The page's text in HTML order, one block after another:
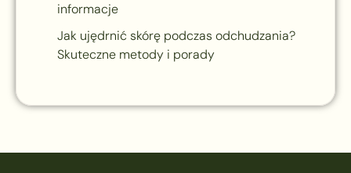
informacje
Jak ujędrnić skórę podczas odchudzania?
Skuteczne metody i porady